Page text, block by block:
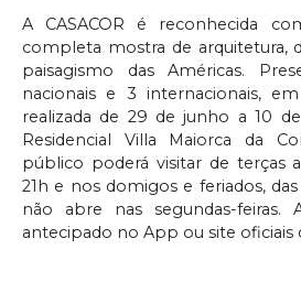
A CASACOR é reconhecida
completa mostra de arquitetura,
paisagismo das Américas.
nacionais e 3 internacionais,
realizada de 29 de junho a 10
Residencial Villa Maiorca da
público poderá visitar de terças
21h e nos domigos e feriados,
não abre nas segundas-feiras.
antecipado no App ou site oficiais